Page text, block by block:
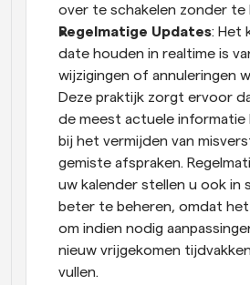
over te schakelen zonder te
Regelmatige Updates: Het
date houden in realtime is
wijzigingen of annuleringen
Deze praktijk zorgt ervoor
de meest actuele informatie
bij het vermijden van
gemiste afspraken.
uw kalender stellen u ook in
beter te beheren, omdat
om indien nodig
nieuw vrijgekomen
vullen.